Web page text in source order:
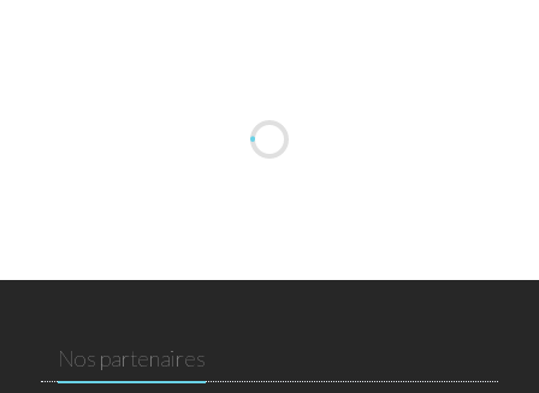
Nos partenaires